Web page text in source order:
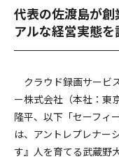
サステナビリティ
IR情報
採用情報
代表の佐渡島が
アルな経営実態を
クラウド録画サービ
ー株式会社（本社：東
隆平、以下「セーフィ
は、 アントレプレナー
す』人を育てる武蔵野